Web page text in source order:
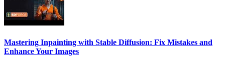
Mastering Inpainting with Stable Diffusion: Fix Mistakes and
Enhance Your Images